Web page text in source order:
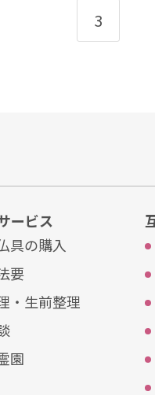
3
ービス
具の購入
要
・⽣前整理
園